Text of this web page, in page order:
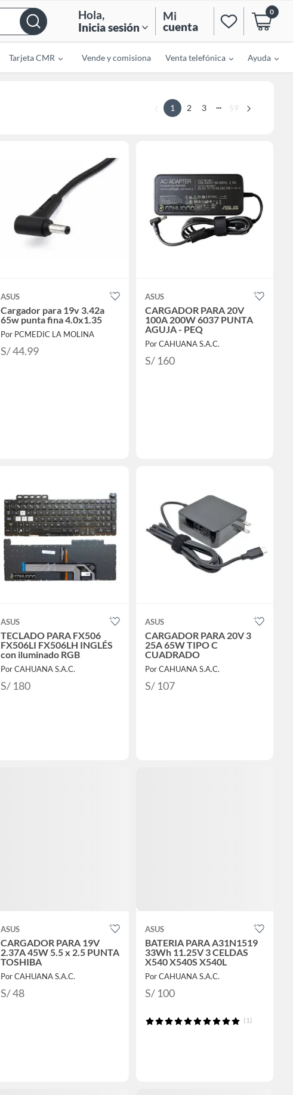
Hola,
Inicia sesión
Mi
cuenta
0
Tarjeta CMR Vende y comisiona Venta telefónica Ayuda
1 2 3 ... 59
ASUS
Cargador para 19v 3.42a
65w punta fina 4.0x1.35
Por PCMEDIC LA MOLINA
S/ 44.99
ASUS
CARGADOR PARA 20V
100A 200W 6037 PUNTA
AGUJA - PEQ
Por CAHUANA S.A.C.
S/ 160
ASUS
TECLADO PARA FX506
FX506LI FX506LH INGLÉS
con iluminado RGB
Por CAHUANA S.A.C.
S/ 180
ASUS
CARGADOR PARA 20V 3
25A 65W TIPO C
CUADRADO
Por CAHUANA S.A.C.
S/ 107
ASUS
CARGADOR PARA 19V
2.37A 45W 5.5 x 2.5 PUNTA
TOSHIBA
Por CAHUANA S.A.C.
S/ 48
ASUS
BATERIA PARA A31N1519
33Wh 11.25V 3 CELDAS
X540 X540S X540L
Por CAHUANA S.A.C.
S/ 100
(1)